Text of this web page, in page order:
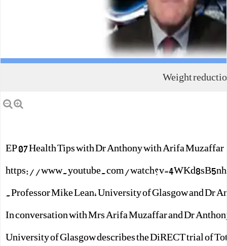
Weight
EP 07 Health Tips with Dr Anthony with Arifa Muzaffar
https://www.youtube.com/
Professor Mike Lean, University of Glasgow and Dr
In conversation with Mrs Arifa Muzaffar and Dr
University of Glasgow describes the DiRECT trial of